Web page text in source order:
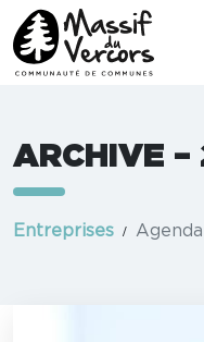
ARCHIVE
Entreprises Agenda